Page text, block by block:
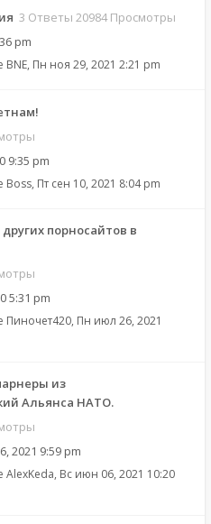
3 Ответы 20984 Просмотры
pm
BNE, Пн ноя 29, 2021 2:21 pm
9:35 pm
Boss, Пт сен 10, 2021 8:04 pm
порносайтов в
5:31 pm
Пиночет420, Пн июл 26, 2021
из
Альянса НАТО.
2021 9:59 pm
AlexKeda, Вс июн 06, 2021 10:20